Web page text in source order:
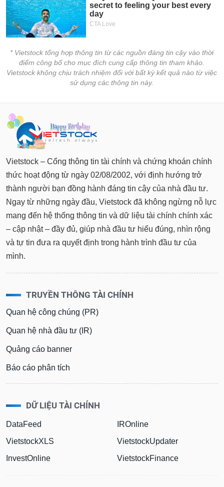
* Vietstock tổng hợp thông tin từ các nguồn đáng tin cậy vào thời
điểm công bố cho mục đích cung cấp thông tin tham khảo.
Vietstock không chịu trách nhiệm đối với bất kỳ kết quả nào từ việc
sử dụng các thông tin này.
Vietstock – Cổng thông tin tài chính và chứng khoán chính
thức hoạt động từ ngày 02/08/2002, với định hướng trở
thành người bạn đồng hành đáng tin cậy của nhà đầu tư.
Ngay từ những ngày đầu, Vietstock đã không ngừng nỗ lực
mang đến hệ thống thông tin và dữ liệu tài chính chính xác
– cập nhật – đầy đủ, giúp nhà đầu tư hiểu đúng, nhìn rộng
và tự tin đưa ra quyết định trong hành trình đầu tư của
mình.
TRUYỀN THÔNG TÀI CHÍNH
Quan hệ công chúng (PR)
Quan hệ nhà đầu tư (IR)
Quảng cáo banner
Báo cáo phân tích
DỮ LIỆU TÀI CHÍNH
DataFeed
VietstockXLS
InvestOnline
IROnline
VietstockUpdater
VietstockFinance